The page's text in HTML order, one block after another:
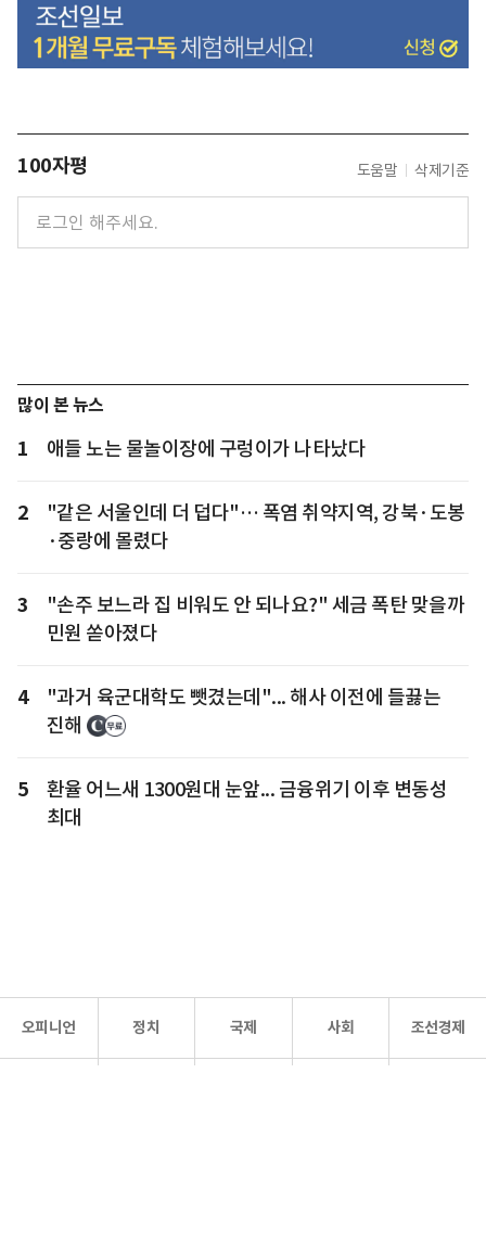
100자평 도움말 삭제기준
많이 본 뉴스
1 애들 노는 물놀이장에 구렁이가 나타났다
2
"같은 서울인데 더 덥다"… 폭염 취약지역, 강북·도봉
·중랑에 몰렸다
3
"손주 보느라 집 비워도 안 되나요?" 세금 폭탄 맞을까
민원 쏟아졌다
4
"과거 육군대학도 뺏겼는데"... 해사 이전에 들끓는
진해
5
환율 어느새 1300원대 눈앞... 금융위기 이후 변동성
최대
오피니언 정치 국제 사회 조선경제